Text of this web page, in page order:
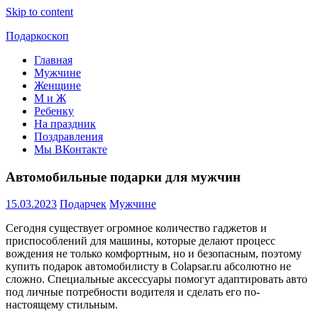
Skip to content
Подаркоскоп
Поможем
выбрать
подарить
Главная
Мужчине
Женщине
М и Ж
Ребенку
На праздник
Поздравления
Мы ВКонтакте
Автомобильные подарки для мужчин
15.03.2023 Подарчек Мужчине
Сегодня существует огромное количество гаджетов и
приспособлений для машины, которые делают процесс
вождения не только комфортным, но и безопасным, поэтому
купить подарок автомобилисту в Colapsar.ru абсолютно не
сложно. Специальные аксессуары помогут адаптировать авто
под личные потребности водителя и сделать его по-
настоящему стильным.